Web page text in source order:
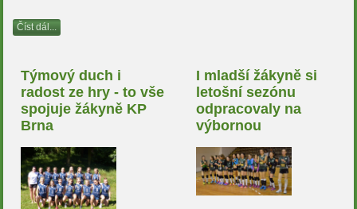
Číst dál...
Týmový duch i
radost ze hry - to vše
spojuje žákyně KP
Brna
I mladší žákyně si
letošní sezónu
odpracovaly na
výbornou